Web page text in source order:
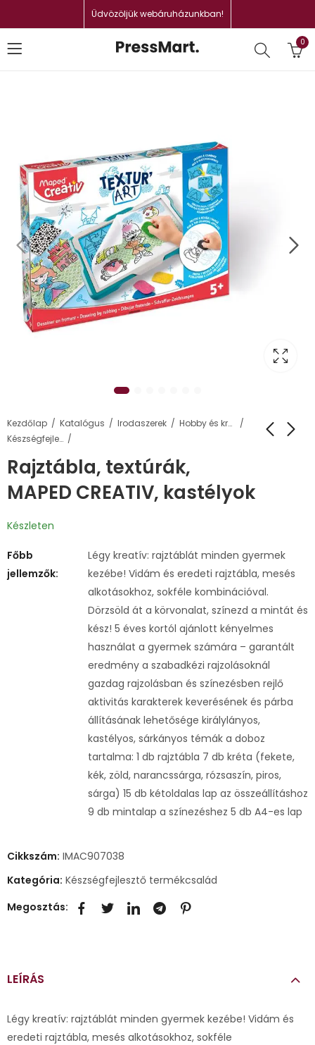
Üdvözöljük webáruházunkban!
0
Kezdőlap Katalógus Irodaszerek
Hobby és kreatív termékek
Készségfejlesztő termékcsalád
Rajztábla, textúrák,
MAPED CREATIV, kastélyok
Készleten
Főbb
jellemzők:
Légy kreatív: rajztáblát minden gyermek
kezébe! Vidám és eredeti rajztábla, mesés
alkotásokhoz, sokféle kombinációval.
Dörzsöld át a körvonalat, színezd a mintát és
kész! 5 éves kortól ajánlott kényelmes
használat a gyermek számára – garantált
eredmény a szabadkézi rajzolásoknál
gazdag rajzolásban és színezésben rejlő
aktivitás karakterek keverésének és párba
állításának lehetősége királylányos,
kastélyos, sárkányos témák a doboz
tartalma: 1 db rajztábla 7 db kréta (fekete,
kék, zöld, narancssárga, rózsaszín, piros,
sárga) 15 db kétoldalas lap az összeállításhoz
9 db mintalap a színezéshez 5 db A4-es lap
Cikkszám: IMAC907038
Kategória: Készségfejlesztő termékcsalád
Megosztás:
LEÍRÁS
Légy kreatív: rajztáblát minden gyermek kezébe! Vidám és
eredeti rajztábla, mesés alkotásokhoz, sokféle